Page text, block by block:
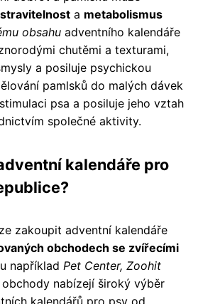
a metabolismus
obsahu adventního kalendáře
chutěmi a texturami,
a posiluje psychickou
pamlsků do malých dávek
psa a posiluje jeho vztah
společné aktivity.
kalendáře pro
zakoupit adventní kalendáře
obchodech se zvířecími
například Pet Center, Zoohit
obchody nabízejí široký výběr